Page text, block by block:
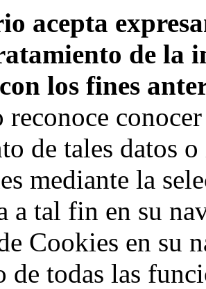
acepta
de la
los fines
reconoce
de tales datos
mediante la
a tal fin en su
Cookies en su
de todas las